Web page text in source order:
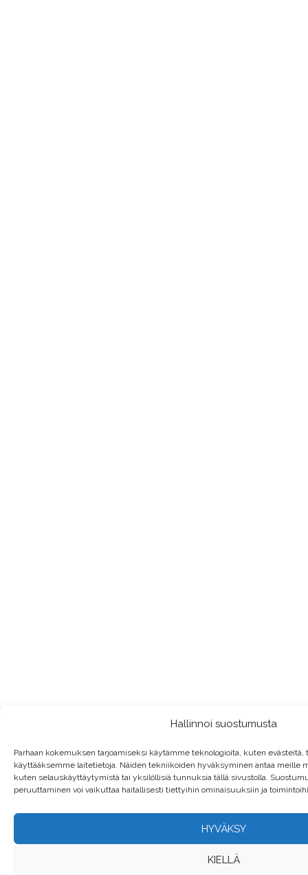
Hallinnoi suostumusta
Parhaan kokemuksen tarjoamiseksi käytämme teknologioita, kuten
käyttääksemme laitetietoja. Näiden tekniikoiden hyväksyminen antaa meille
kuten selauskäyttäytymistä tai yksilöllisiä tunnuksia tällä sivustolla.
peruuttaminen voi vaikuttaa haitallisesti tiettyihin ominaisuuksiin ja
HYVÄKSY
KIELLÄ